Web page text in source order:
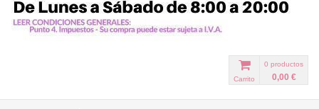
0 productos
0,00 €
Carrito